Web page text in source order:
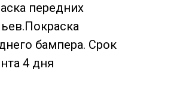
передних
бампера. Срок
4 дня